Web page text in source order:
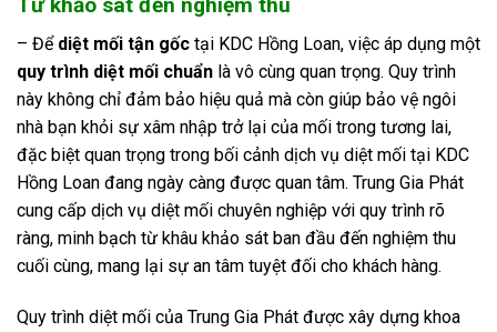
Từ khảo sát đến nghiệm thu
– Để diệt mối tận gốc tại KDC Hồng Loan, việc áp dụng một
quy trình diệt mối chuẩn là vô cùng quan trọng. Quy trình
này không chỉ đảm bảo hiệu quả mà còn giúp bảo vệ ngôi
nhà bạn khỏi sự xâm nhập trở lại của mối trong tương lai,
đặc biệt quan trọng trong bối cảnh dịch vụ diệt mối tại KDC
Hồng Loan đang ngày càng được quan tâm. Trung Gia Phát
cung cấp dịch vụ diệt mối chuyên nghiệp với quy trình rõ
ràng, minh bạch từ khâu khảo sát ban đầu đến nghiệm thu
cuối cùng, mang lại sự an tâm tuyệt đối cho khách hàng.
Quy trình diệt mối của Trung Gia Phát được xây dựng khoa